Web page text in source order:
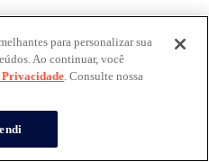
para personalizar sua
Ao continuar, você
. Consulte nossa